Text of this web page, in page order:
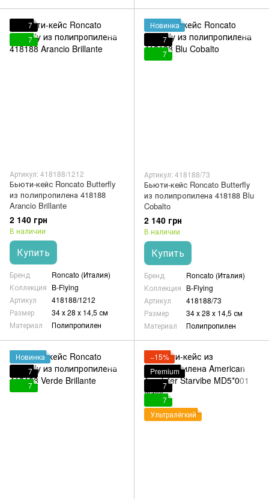
7
7
Артикул: 418188/1212
Бьюти-кейс Roncato Butterfly
из полипропилена 418188
Arancio Brillante
2 140 грн
В наличии
Купить
Бренд
Roncato (Италия)
Коллекция B-Flying
Артикул
418188/1212
Размер
34 х 28 х 14,5 см
Материал
Полипропилен
Новинка
7
7
Артикул: 418188/73
Бьюти-кейс Roncato Butterfly
из полипропилена 418188 Blu
Cobalto
2 140 грн
В наличии
Купить
Бренд
Roncato (Италия)
Коллекция B-Flying
Артикул
418188/73
Размер
34 х 28 х 14,5 см
Материал
Полипропилен
Новинка
7
7
−15%
Premium
7
7
Ультралёгкий